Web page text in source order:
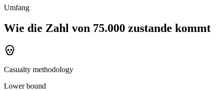
Umfang
Wie die Zahl von 75.000 zustande kommt
Casualty methodology
Lower bound